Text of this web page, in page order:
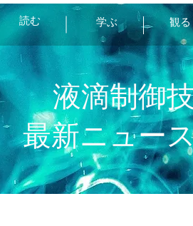
読む 学ぶ 観る
液滴制御
最新ニュー